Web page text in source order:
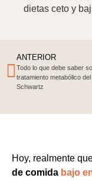
dietas ceto y
ANTERIOR
Todo lo que debe saber
tratamiento metabólico
Schwartz
Hoy, realmente
de comida bajo